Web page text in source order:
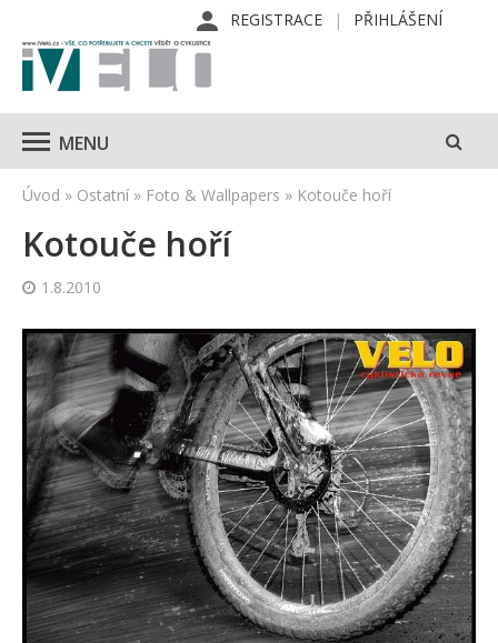
REGISTRACE PŘIHLÁŠENÍ
MENU
Úvod » Ostatní » Foto & Wallpapers » Kotouče hoří
Kotouče hoří
1.8.2010